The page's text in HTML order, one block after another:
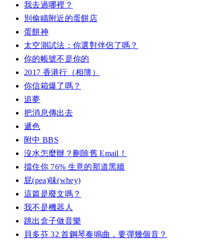
我去過哪裡？
別偷瞄附近的蛋餅店
蛋餅神
太空測試法：你選對伴侶了嗎？
你的帳號不是你的
2017 香港行（相簿）
你信箱爆了嗎？
追夢
把消息傳出去
遞色
附中 BBS
沒水怎麼辦？刪除舊 Email！
擋住你 76% 生意的那道黑牆
屁(pea)味(whey)
這篇是廢文嗎？
我不是機器人
跳出盒子做音樂
貝多芬 32 首鋼琴奏鳴曲，要彈幾個音？